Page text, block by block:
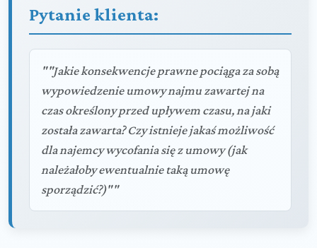
Pytanie klienta:
""Jakie konsekwencje prawne pociąga za sobą
wypowiedzenie umowy najmu zawartej na
czas określony przed upływem czasu, na jaki
została zawarta? Czy istnieje jakaś możliwość
dla najemcy wycofania się z umowy (jak
należałoby ewentualnie taką umowę
sporządzić?)""